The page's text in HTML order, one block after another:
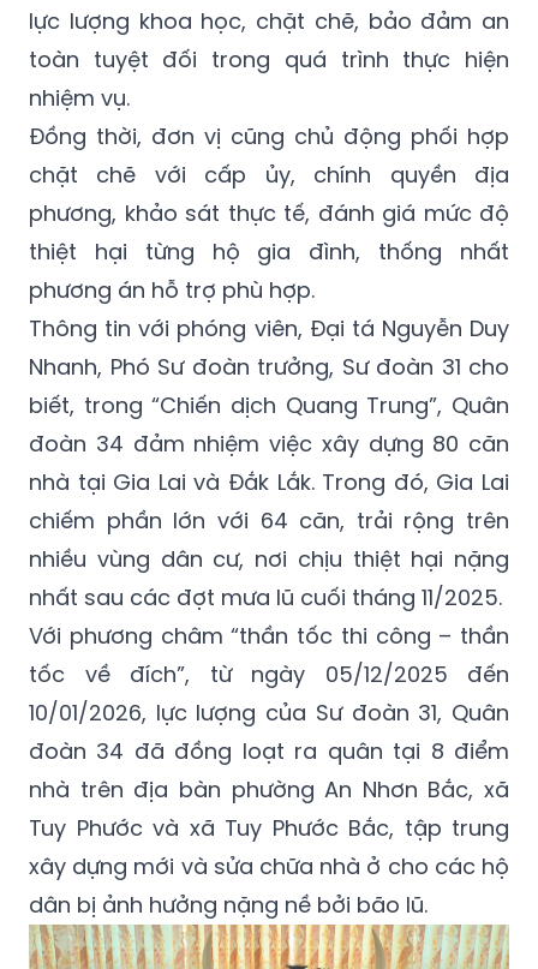
lực lượng khoa học, chặt chẽ, bảo đảm an
toàn tuyệt đối trong quá trình thực hiện
nhiệm vụ.
Đồng thời, đơn vị cũng chủ động phối hợp
chặt chẽ với cấp ủy, chính quyền địa
phương, khảo sát thực tế, đánh giá mức độ
thiệt hại từng hộ gia đình, thống nhất
phương án hỗ trợ phù hợp.
Thông tin với phóng viên, Đại tá Nguyễn Duy
Nhanh, Phó Sư đoàn trưởng, Sư đoàn 31 cho
biết, trong “Chiến dịch Quang Trung”, Quân
đoàn 34 đảm nhiệm việc xây dựng 80 căn
nhà tại Gia Lai và Đắk Lắk. Trong đó, Gia Lai
chiếm phần lớn với 64 căn, trải rộng trên
nhiều vùng dân cư, nơi chịu thiệt hại nặng
nhất sau các đợt mưa lũ cuối tháng 11/2025.
Với phương châm “thần tốc thi công – thần
tốc về đích”, từ ngày 05/12/2025 đến
10/01/2026, lực lượng của Sư đoàn 31, Quân
đoàn 34 đã đồng loạt ra quân tại 8 điểm
nhà trên địa bàn phường An Nhơn Bắc, xã
Tuy Phước và xã Tuy Phước Bắc, tập trung
xây dựng mới và sửa chữa nhà ở cho các hộ
dân bị ảnh hưởng nặng nề bởi bão lũ.